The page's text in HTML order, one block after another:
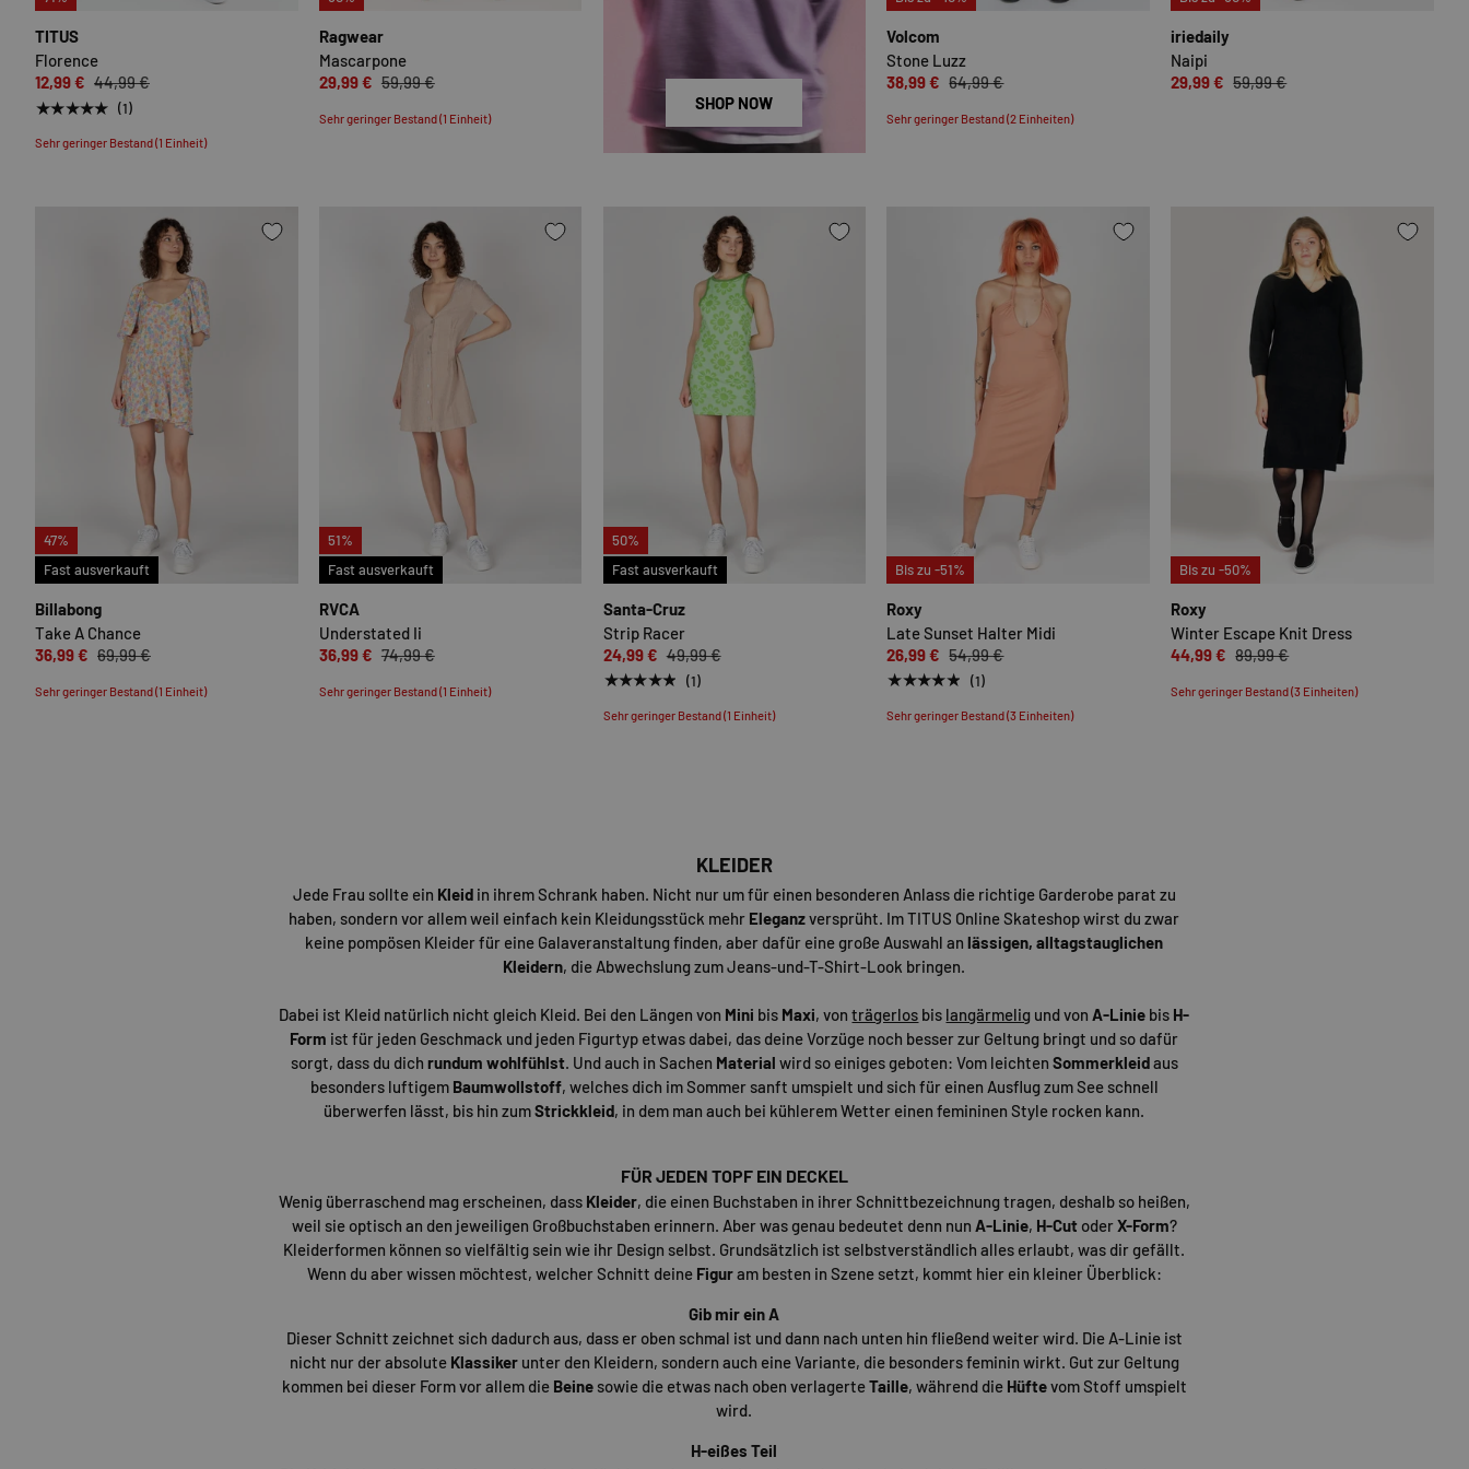
TITUS
Florence
12,99 € 44,99 €
★★★★★ (1)
Sehr geringer Bestand (1 Einheit)
Ragwear
Mascarpone
29,99 € 59,99 €
Sehr geringer Bestand (1 Einheit)
SHOP NOW
Volcom
Stone Luzz
38,99 € 64,99 €
Sehr geringer Bestand (2 Einheiten)
iriedaily
Naipi
29,99 € 59,99 €
47%
Fast ausverkauft
Billabong
Take A Chance
36,99 € 69,99 €
Sehr geringer Bestand (1 Einheit)
OPTIONEN AUSWÄHLEN
51%
Fast ausverkauft
RVCA
Understated Ii
36,99 € 74,99 €
Sehr geringer Bestand (1 Einheit)
OPTIONEN AUSWÄHLEN
50%
Fast ausverkauft
Santa-Cruz
Strip Racer
24,99 € 49,99 €
★★★★★ (1)
Sehr geringer Bestand (1 Einheit)
OPTIONEN AUSWÄHLEN
Bis zu -51%
Roxy
Late Sunset Halter Midi
26,99 € 54,99 €
★★★★★ (1)
Sehr geringer Bestand (3 Einheiten)
OPTIONEN AUSWÄHLEN
Bis zu -50%
Roxy
Winter Escape Knit Dress
44,99 € 89,99 €
Sehr geringer Bestand (3 Einheiten)
KLEIDER
Jede Frau sollte ein Kleidin ihrem Schrank haben. Nicht nur um für einen besonderen Anlass die richtige Garderobe parat zu
haben, sondern vor allem weil einfach kein Kleidungsstück mehr Eleganzversprüht. Im TITUS Online Skateshop wirst du zwar
keine pompösen Kleider für eine Galaveranstaltung finden, aber dafür eine große Auswahl anlässigen, alltagstauglichen
Kleidern, die Abwechslung zum Jeans-und-T-Shirt-Look bringen.
Dabei ist Kleid natürlich nicht gleich Kleid. Bei den Längen von Mini bis Maxi, vonträgerlos bis langärmelig und vonA-Linie bis H-
Form ist für jeden Geschmack und jeden Figurtyp etwas dabei, das deine Vorzüge noch besser zur Geltung bringt und so dafür
sorgt, dass du dich rundum wohlfühlst. Und auch in Sachen Material wird so einiges geboten: Vom leichten Sommerkleidaus
besonders luftigem Baumwollstoff, welches dich im Sommer sanft umspielt und sich für einen Ausflug zum See schnell
überwerfen lässt, bis hin zumStrickkleid, in dem man auch bei kühlerem Wetter einen femininen Style rocken kann.
FÜR JEDEN TOPF EIN DECKEL
Wenig überraschend mag erscheinen, dass Kleider, die einen Buchstaben in ihrer Schnittbezeichnung tragen, deshalb so heißen,
weil sie optisch an den jeweiligen Großbuchstaben erinnern. Aber was genau bedeutet denn nun A-Linie, H-Cut oderX-Form?
Kleiderformen können so vielfältig sein wie ihr Design selbst. Grundsätzlich ist selbstverständlich alles erlaubt, was dir gefällt.
Wenn du aber wissen möchtest, welcher Schnitt deine Figuram besten in Szene setzt, kommt hier ein kleiner Überblick:
Gib mir ein A
Dieser Schnitt zeichnet sich dadurch aus, dass er oben schmal ist und dann nach unten hin fließend weiter wird. Die A-Linie ist
nicht nur der absolute Klassikerunter den Kleidern, sondern auch eine Variante, die besonders feminin wirkt. Gut zur Geltung
kommen bei dieser Form vor allem die Beinesowie die etwas nach oben verlagerteTaille, während die Hüftevom Stoff umspielt
wird.
H-eißes Teil